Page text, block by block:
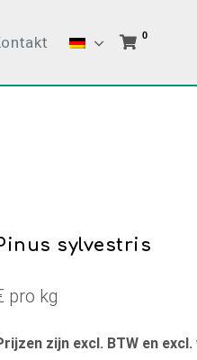
0
sylvestris
pro kg
zijn excl. BTW en